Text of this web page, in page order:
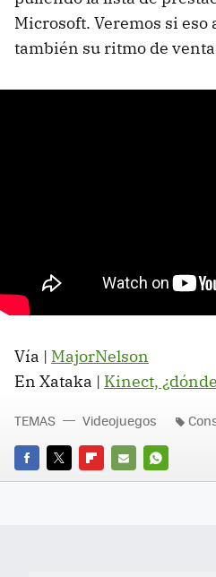
Microsoft. Veremos si eso
también su ritmo de
Vía | MajorNelson
En Xataka | Kinect,
FACEBOOK
TWITTERFLIPBOARD
E-
WHATSAPP
TEMAS Videojuegos